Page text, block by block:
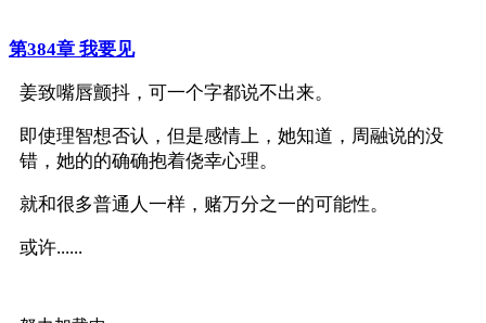
第384章 我要见
姜致嘴唇颤抖，可一个字都说不出来。
即使理智想否认，但是感情上，她知道，周融说的没
错，她的的确确抱着侥幸心理。
就和很多普通人一样，赌万分之一的可能性。
或许......